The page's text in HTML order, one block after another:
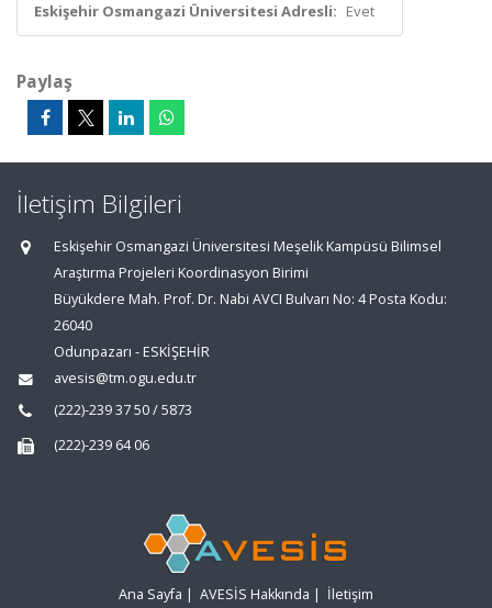
Eskişehir Osmangazi Üniversitesi Adresli: Evet
Paylaş
İletişim Bilgileri
Eskişehir Osmangazi Üniversitesi Meşelik Kampüsü Bilimsel
Araştırma Projeleri Koordinasyon Birimi
Büyükdere Mah. Prof. Dr. Nabi AVCI Bulvarı No: 4 Posta Kodu:
26040
Odunpazarı - ESKİŞEHİR
avesis@tm.ogu.edu.tr
(222)-239 37 50 / 5873
(222)-239 64 06
Ana Sayfa | AVESİS Hakkında | İletişim